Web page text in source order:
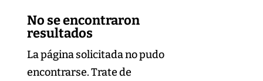
No se encontraron
resultados
La página solicitada no pudo
encontrarse. Trate de